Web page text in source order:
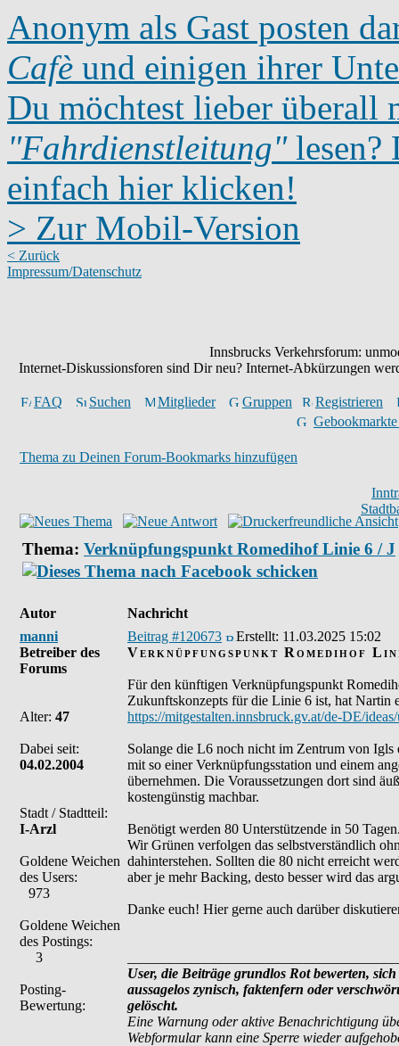
Anonym als Gast posten
Cafè und einigen ihrer
Du möchtest lieber überall
"Fahrdienstleitung"lesen?
einfach hier klicken!
> Zur Mobil-Version
< Zurück
Impressum/Datenschutz
Innsbrucks Verkehrsforum:
Internet-Diskussionsforen sind Dir neu? Internet-Abkürzungen
FAQ Suchen Mitglieder Gruppen
Registrieren
Thema zu Deinen Forum-Bookmarks hinzufügen
Thema: Verknüpfungspunkt Romedihof Linie 6 / J
Autor
Nachricht
manni
Betreiber des
Forums
Alter: 47
Dabei seit:
04.02.2004
Stadt / Stadtteil:
I-Arzl
Goldene Weichen
des Users:
973
Goldene Weichen
des Postings:
3
Posting-
Bewertung:
Beitrag #120673 Erstellt: 11.03.2025 15:02
Verknüpfungspunkt Romedihof
Für den künftigen Verknüpfungspunkt
Zukunftskonzepts für die Linie 6 ist, hat Nartin
https://mitgestalten.innsbruck.gv.at/de-DE/
Solange die L6 noch nicht im Zentrum von
mit so einer Verknüpfungsstation und einem
übernehmen. Die Voraussetzungen dort sind
kostengünstig machbar.
Benötigt werden 80 Unterstützende in 50
Wir Grünen verfolgen das selbstverständlich
dahinterstehen. Sollten die 80 nicht erreicht
aber je mehr Backing, desto besser wird das
Danke euch! Hier gerne auch darüber
User, die Beiträge grundlos Rot bewerten,
aussagelos zynisch, faktenfern oder
gelöscht.
Eine Warnung oder aktive Benachrichtigung
Webformular kann eine Sperre wieder